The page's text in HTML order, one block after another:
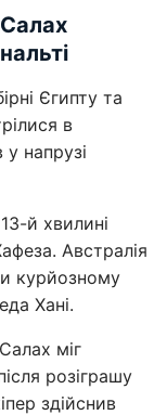
Єгипту та
в
напрузі
й хвилині
Австралія
курйозному
Хані.
міг
розіграшу
здійснив